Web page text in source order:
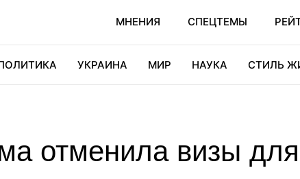
МНЕНИЯ СПЕЦТЕМЫ
УКРАИНА МИР НАУКА СТИЛЬ
отменила визы для